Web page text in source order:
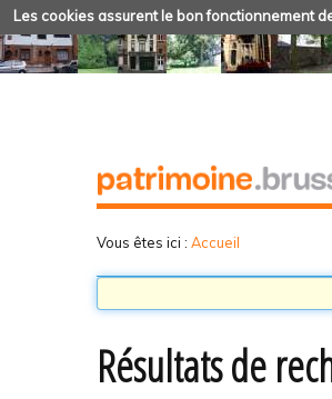
Les cookies assurent le bon fonctionnement
Vous êtes ici : Accueil
Résultats de